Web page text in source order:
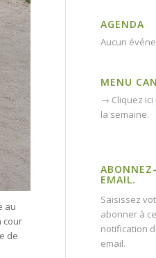
au
cour
de
AGENDA
Aucun
MENU
→ Cliquez
la semaine.
EMAIL.
Saisissez
abonner à
notification
email.